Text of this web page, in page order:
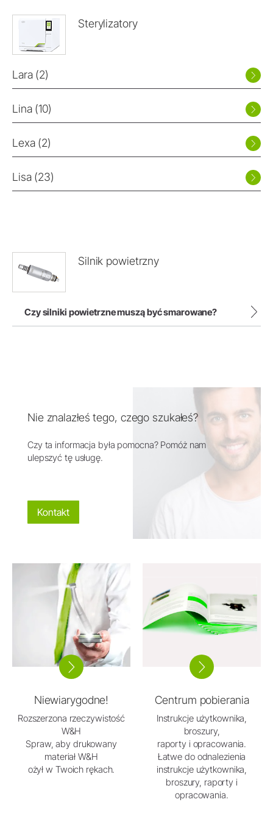
Sterylizatory
Lara (2)
Lina (10)
Lexa (2)
Lisa (23)
Silnik powietrzny
Czy silniki powietrzne muszą być smarowane?
Nie znalazłeś tego, czego szukałeś?
Czy ta informacja była pomocna? Pomóż nam
ulepszyć tę usługę.
Kontakt
Niewiarygodne!
Rozszerzona rzeczywistość
W&H
Spraw, aby drukowany
materiał W&H
ożył w Twoich rękach.
Centrum pobierania
Instrukcje użytkownika,
broszury,
raporty i opracowania.
Łatwe do odnalezienia
instrukcje użytkownika,
broszury, raporty i
opracowania.